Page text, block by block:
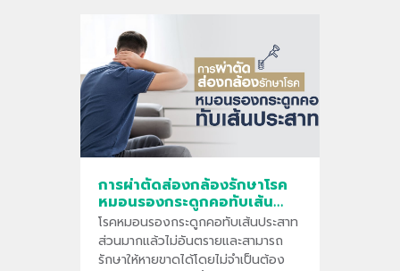
การผ่าตัดส่องกล้องรักษาโรค
หมอนรองกระดูกคอทับเส้น
ประสาท
โรคหมอนรองกระดูกคอทับเส้นประสาท
ส่วนมากแล้วไม่อันตรายและสามารถ
รักษาให้หายขาดได้โดยไม่จำเป็นต้อง